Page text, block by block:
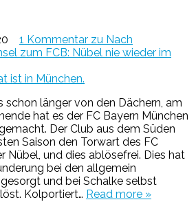
1 Kommentar zu Nach
zum FCB: Nübel nie wieder im
schon länger von den Dächern, am
hat es der FC Bayern München
Der Club aus dem Süden
Saison den Torwart des FC
Nübel, und dies ablösefrei. Dies hat
bei den allgemein
und bei Schalke selbst
Kolportiert… Read more »